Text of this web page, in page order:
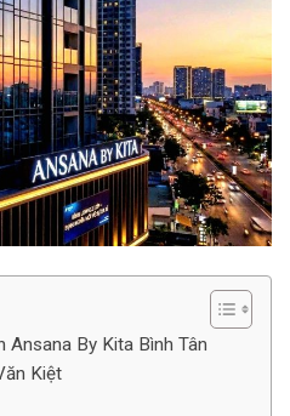
Ansana By Kita Bình Tân
Kiệt